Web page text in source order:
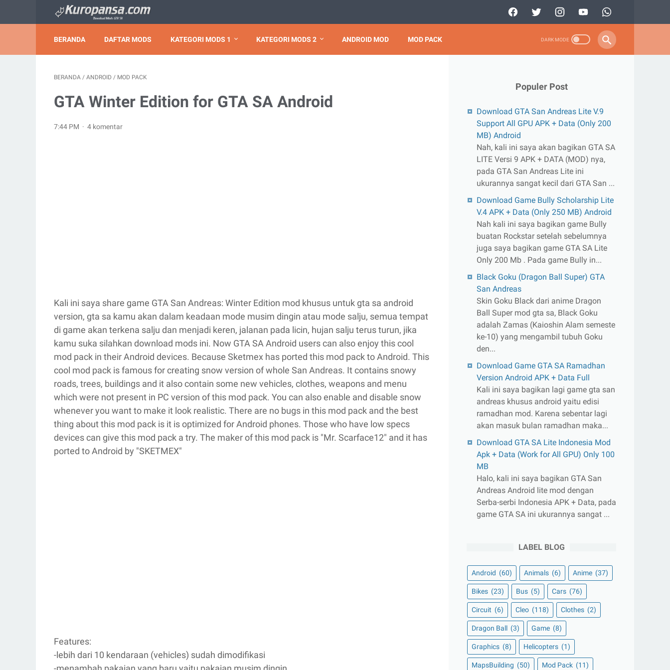
BERANDA DAFTAR MODS KATEGORI MODS 1 KATEGORI MODS 2 ANDROID MOD MOD PACK
BERANDA / ANDROID / MOD PACK
GTA Winter Edition for GTA SA Android
7:44 PM 4 komentar
Kali ini saya share game GTA San Andreas: Winter Edition mod khusus untuk gta sa android
version, gta sa kamu akan dalam keadaan mode musim dingin atau mode salju, semua tempat
di game akan terkena salju dan menjadi keren, jalanan pada licin, hujan salju terus turun, jika
kamu suka silahkan download mods ini. Now GTA SA Android users can also enjoy this cool
mod pack in their Android devices. Because Sketmex has ported this mod pack to Android. This
cool mod pack is famous for creating snow version of whole San Andreas. It contains snowy
roads, trees, buildings and it also contain some new vehicles, clothes, weapons and menu
which were not present in PC version of this mod pack. You can also enable and disable snow
whenever you want to make it look realistic. There are no bugs in this mod pack and the best
thing about this mod pack is it is optimized for Android phones. Those who have low specs
devices can give this mod pack a try. The maker of this mod pack is "Mr. Scarface12" and it has
ported to Android by "SKETMEX"
Features:
-lebih dari 10 kendaraan (vehicles) sudah dimodifikasi
Populer Post
Download GTA San Andreas Lite V.9
Support All GPU APK + Data (Only 200
MB) Android
Nah, kali ini saya akan bagikan GTA SA
LITE Versi 9 APK + DATA (MOD) nya,
pada GTA San Andreas Lite ini
ukurannya sangat kecil dari GTA San ...
Download Game Bully Scholarship Lite
V.4 APK + Data (Only 250 MB) Android
Nah kali ini saya bagikan game Bully
buatan Rockstar setelah sebelumnya
juga saya bagikan game GTA SA Lite
Only 200 Mb . Pada game Bully in...
Black Goku (Dragon Ball Super) GTA
San Andreas
Skin Goku Black dari anime Dragon
Ball Super mod gta sa, Black Goku
adalah Zamas (Kaioshin Alam semeste
ke-10) yang mengambil tubuh Goku
den...
Download Game GTA SA Ramadhan
Version Android APK + Data Full
Kali ini saya bagikan lagi game gta san
andreas khusus android yaitu edisi
ramadhan mod. Karena sebentar lagi
akan masuk bulan ramadhan maka...
Download GTA SA Lite Indonesia Mod
Apk + Data (Work for All GPU) Only 100
MB
Halo, kali ini saya bagikan GTA San
Andreas Android lite mod dengan
Serba-serbi Indonesia APK + Data, pada
game GTA SA ini ukurannya sangat ...
LABEL BLOG
Android (60) Animals (6) Anime (37)
Bikes (23) Bus (5) Cars (76)
Circuit (6) Cleo (118) Clothes (2)
Dragon Ball (3) Game (8)
Graphics (8) Helicopters (1)
MapsBuilding (50) Mod Pack (11)